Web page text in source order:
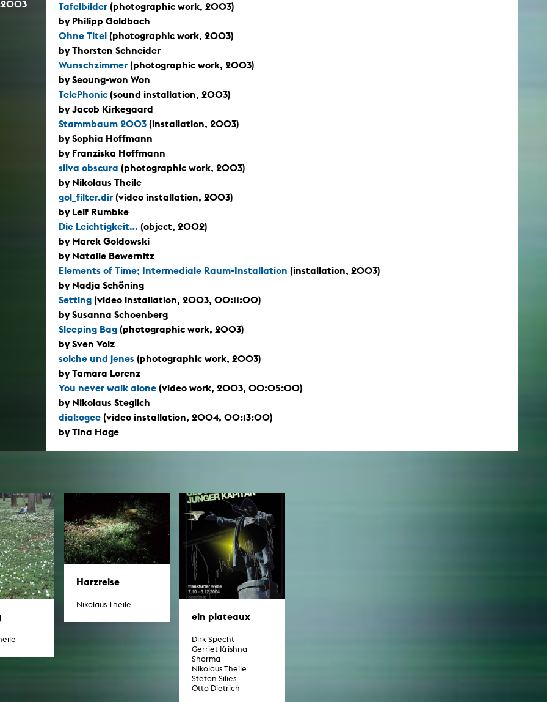
Tafelbilder (photographic work, 2003)
by Philipp Goldbach
Ohne Titel (photographic work, 2003)
by Thorsten Schneider
Wunschzimmer (photographic work, 2003)
by Seoung-won Won
TelePhonic (sound installation, 2003)
by Jacob Kirkegaard
Stammbaum 2003 (installation, 2003)
by Sophia Hoffmann
by Franziska Hoffmann
silva obscura (photographic work, 2003)
by Nikolaus Theile
gol_filter.dir (video installation, 2003)
by Leif Rumbke
Die Leichtigkeit... (object, 2002)
by Marek Goldowski
by Natalie Bewernitz
Elements of Time; Intermediale Raum-Installation (installation, 2003)
by Nadja Schöning
Setting (video installation, 2003, 00:11:00)
by Susanna Schoenberg
Sleeping Bag (photographic work, 2003)
by Sven Volz
solche und jenes (photographic work, 2003)
by Tamara Lorenz
You never walk alone (video work, 2003, 00:05:00)
by Nikolaus Steglich
dial:ogee (video installation, 2004, 00:13:00)
by Tina Hage
Harzreise
Nikolaus Theile
ein plateaux
Dirk Specht
Gerriet Krishna
Sharma
Nikolaus Theile
Stefan Silies
Otto Dietrich